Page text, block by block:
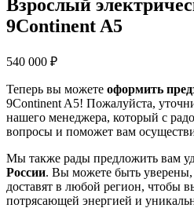
Взрослый
9Continent A5
540 000 ₽
Теперь вы можете оформить
9Continent A5! Пожалуйста,
нашего менеджера, который с
вопросы и поможет вам
Мы также рады предложить вам
России. Вы можете быть
доставят в любой регион, чтобы
потрясающей энергией и